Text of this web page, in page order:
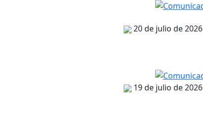
20 de julio de 2026
19 de julio de 2026